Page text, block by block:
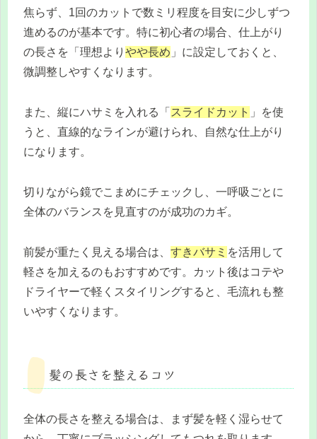
焦らず、1回のカットで数ミリ程度を目安に少しずつ
進めるのが基本です。特に初心者の場合、仕上がり
の長さを「理想より やや長め 」に設定しておくと、
微調整しやすくなります。
また、縦にハサミを入れる「 スライドカット 」を使
うと、直線的なラインが避けられ、自然な仕上がり
になります。
切りながら鏡でこまめにチェックし、一呼吸ごとに
全体のバランスを見直すのが成功のカギ。
前髪が重たく見える場合は、 すきバサミ を活用して
軽さを加えるのもおすすめです。カット後はコテや
ドライヤーで軽くスタイリングすると、毛流れも整
いやすくなります。
髪の長さを整えるコツ
全体の長さを整える場合は、まず髪を軽く湿らせて